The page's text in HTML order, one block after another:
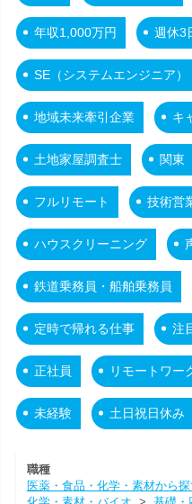
年収1,000万円 週休3
SE（システムエンジニア）
地域未来牽引企業 キ
土地家屋調査士 関東
フルリモート 技術営
ハウスクリーニング
鉄道乗務員・船舶乗務員
定時で帰れる仕事 注
正社員 リモートワー
未経験 土日祝日休み
職種
医薬・食品・化学・素材から探
化学・素材・バイオ > 基礎・